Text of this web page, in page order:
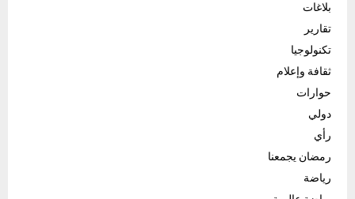
بلاغات
تقارير
تكنولوجيا
ثقافة وإعلام
حوارات
دولي
رأي
رمضان يجمعنا
رياضة